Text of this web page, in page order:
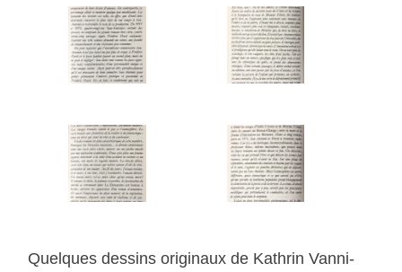
Quelques dessins originaux de Kathrin Vanni-